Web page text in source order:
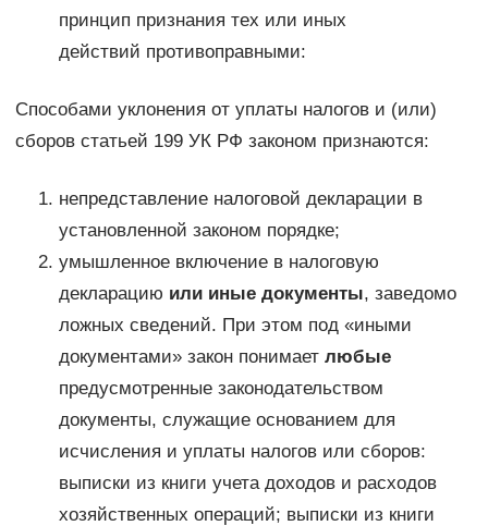
принцип признания тех или иных
действий противоправными:
Способами уклонения от уплаты налогов и (или)
сборов статьей 199 УК РФ законом признаются:
непредставление налоговой декларации в
установленной законом порядке;
умышленное включение в налоговую
декларацию или иные документы, заведомо
ложных сведений. При этом под «иными
документами» закон понимает любые
предусмотренные законодательством
документы, служащие основанием для
исчисления и уплаты налогов или сборов:
выписки из книги учета доходов и расходов
хозяйственных операций; выписки из книги